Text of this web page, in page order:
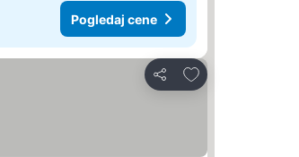
Pogledaj cene
Deli
Dodati u favorite